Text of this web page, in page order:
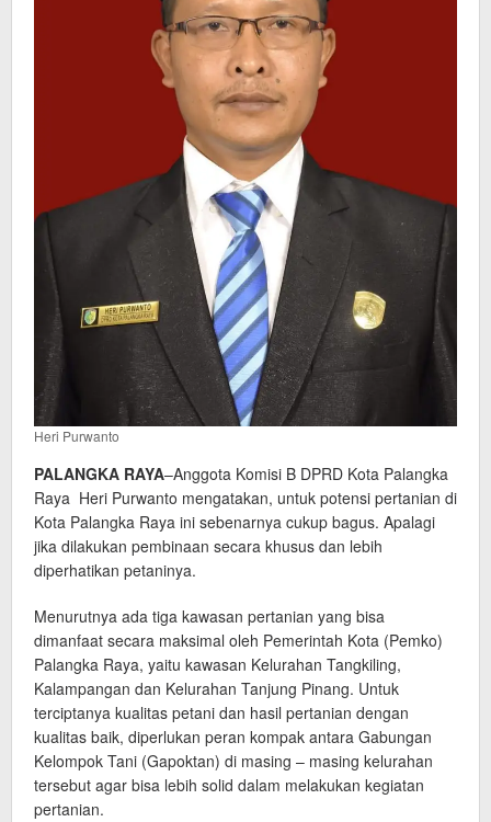
Heri Purwanto
PALANGKA RAYA–Anggota Komisi B DPRD Kota Palangka
Raya Heri Purwanto mengatakan, untuk potensi pertanian di
Kota Palangka Raya ini sebenarnya cukup bagus. Apalagi
jika dilakukan pembinaan secara khusus dan lebih
diperhatikan petaninya.
Menurutnya ada tiga kawasan pertanian yang bisa
dimanfaat secara maksimal oleh Pemerintah Kota (Pemko)
Palangka Raya, yaitu kawasan Kelurahan Tangkiling,
Kalampangan dan Kelurahan Tanjung Pinang. Untuk
terciptanya kualitas petani dan hasil pertanian dengan
kualitas baik, diperlukan peran kompak antara Gabungan
Kelompok Tani (Gapoktan) di masing – masing kelurahan
tersebut agar bisa lebih solid dalam melakukan kegiatan
pertanian.